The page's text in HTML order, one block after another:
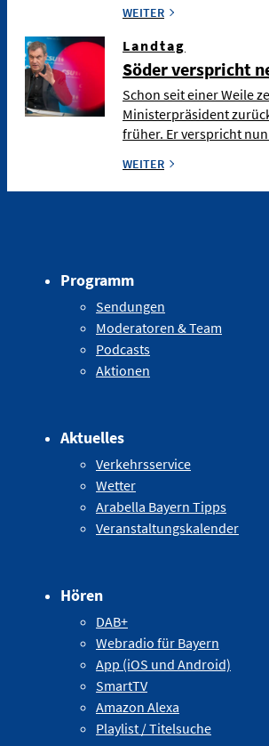
WEITER
Landtag
Söder verspricht
Schon seit einer Weile
Ministerpräsident
früher. Er verspricht
WEITER
Programm
Sendungen
Moderatoren & Team
Podcasts
Aktionen
Aktuelles
Verkehrsservice
Wetter
Arabella Bayern Tipps
Veranstaltungskalender
Hören
DAB+
Webradio für Bayern
App (iOS und Android)
SmartTV
Amazon Alexa
Playlist / Titelsuche